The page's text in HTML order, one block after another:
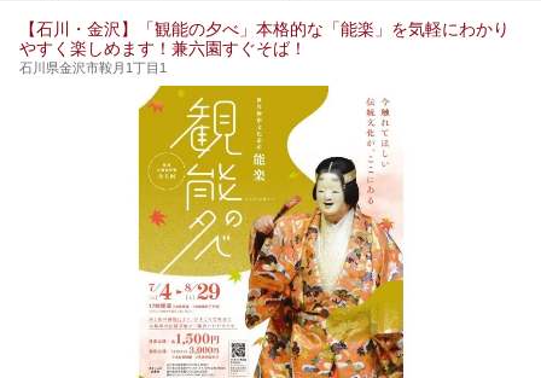
【石川・金沢】「観能の夕べ」本格的な「能楽」を気軽にわかり
やすく楽しめます！兼六園すぐそば！
石川県金沢市鞍月1丁目1